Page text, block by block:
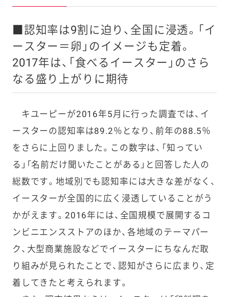
■認知率は9割に迫り、全国に浸透。「イ
ースター＝卵」のイメージも定着。
2017年は、「食べるイースター」のさら
なる盛り上がりに期待
キユーピーが2016年5月に行った調査では、イ
ースターの認知率は89.2％となり、前年の88.5％
をさらに上回りました。この数字は、「知ってい
る」「名前だけ聞いたことがある」と回答した人の
総数です。地域別でも認知率には大きな差がなく、
イースターが全国的に広く浸透していることがう
かがえます。2016年には、全国規模で展開するコ
ンビニエンスストアのほか、各地域のテーマパー
ク、大型商業施設などでイースターにちなんだ取
り組みが見られたことで、認知がさらに広まり、定
着してきたと考えられます。